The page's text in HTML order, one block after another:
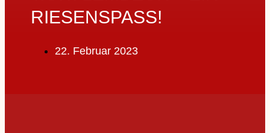
RIESENSPASS!
22. Februar 2023